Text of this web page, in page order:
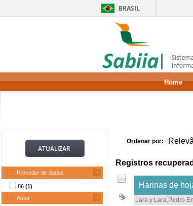
BRASIL
Home
Provedor de dados
86 (1)
Autor
Ordenar por:
Registros
Harinas de
Lara y Lara,Pedro